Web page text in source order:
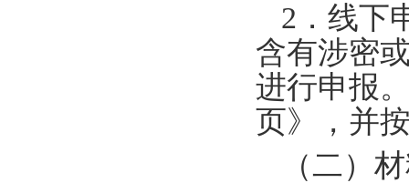
2．线下
含有涉密
进行申报
页》，并
（二）